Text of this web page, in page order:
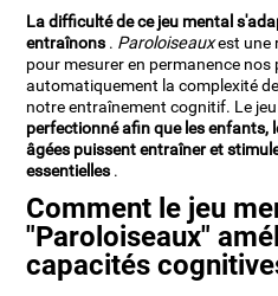
La difficulté de ce jeu mental
entraînons . Paroloiseauxest une
pour mesurer en permanence
automatiquement la complexité
notre entraînement cognitif. Le
perfectionné afin que les enfants,
âgées puissent entraîner et
essentielles .
Comment le jeu
"Paroloiseaux"
capacités